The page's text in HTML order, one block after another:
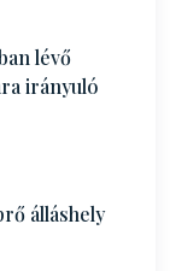
lévő
irányuló
álláshely